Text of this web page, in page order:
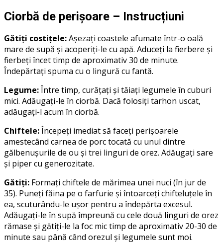
Ciorbă de perișoare – Instrucțiuni
Gătiți costițele:Așezați coastele afumate într-o oală
mare de supă și acoperiți-le cu apă. Aduceți la fierbere și
fierbeți încet timp de aproximativ 30 de minute.
Îndepărtați spuma cu o lingură cu fantă.
Legume:Între timp, curățați și tăiați legumele în cuburi
mici. Adăugați-le în ciorbă. Dacă folosiți tarhon uscat,
adăugați-l acum în ciorbă.
Chiftele:Începeți imediat să faceți perișoarele
amestecând carnea de porc tocată cu unul dintre
gălbenușurile de ou și trei linguri de orez. Adăugați sare
și piper cu generozitate.
Gătiți: Formați chiftele de mărimea unei nuci (în jur de
35). Puneți făina pe o farfurie și întoarceți chifteluțele în
ea, scuturându-le ușor pentru a îndepărta excesul.
Adăugați-le în supă împreună cu cele două linguri de orez
rămase și gătiți-le la foc mic timp de aproximativ 20-30 de
minute sau până când orezul și legumele sunt moi.